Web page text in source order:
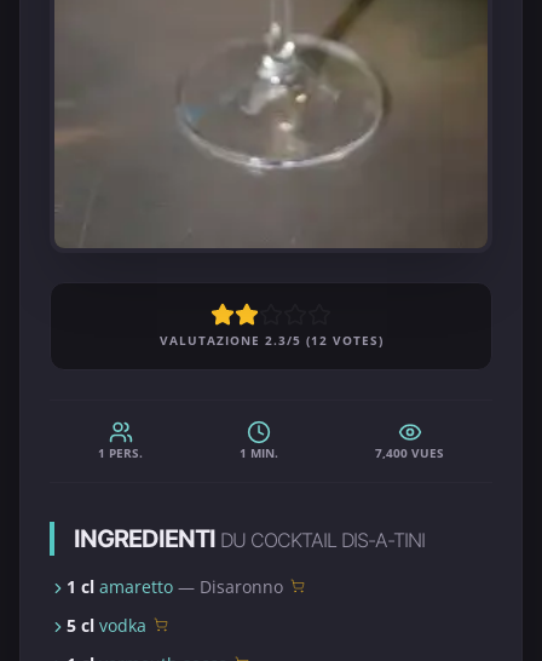
VALUTAZIONE 2.3/5 (12 VOTES)
1 PERS. 1 MIN. 7,400 VUES
INGREDIENTI DU COCKTAIL DIS-A-TINI
1 cl amaretto — Disaronno
5 cl vodka